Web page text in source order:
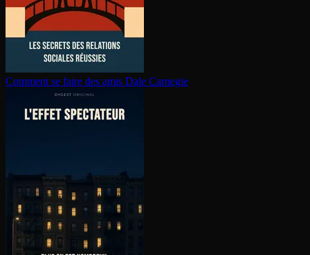
Comment se faire des amis Dale Carnegie